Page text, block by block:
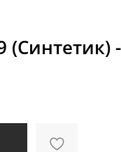
(Синтетик) -